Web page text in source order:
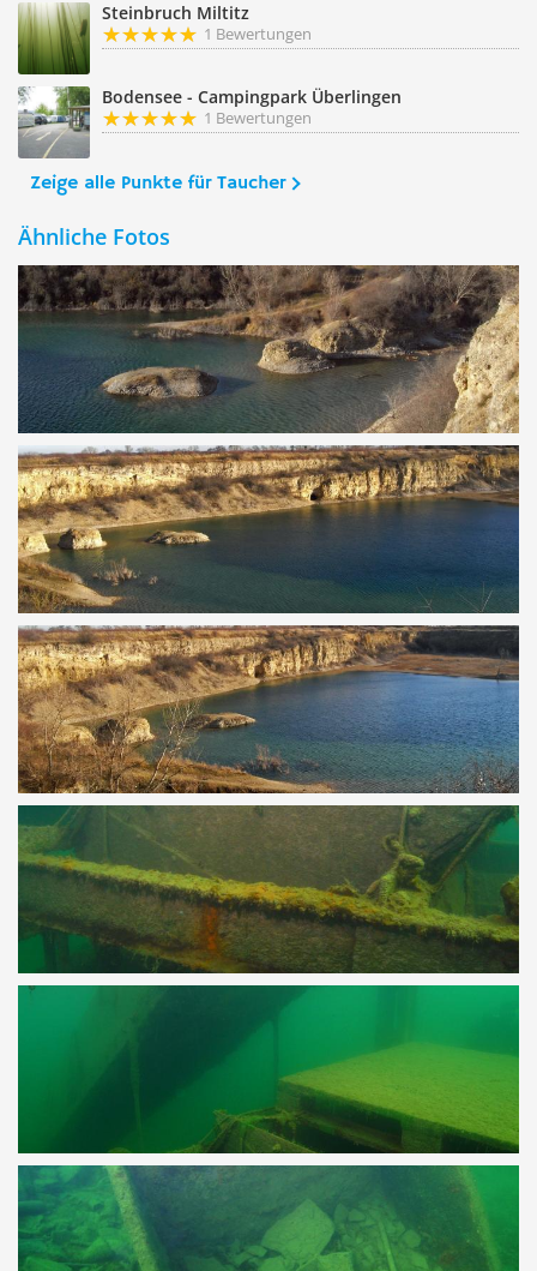
Steinbruch Miltitz
1 Bewertungen
Bodensee - Campingpark Überlingen
1 Bewertungen
Zeige alle Punkte für Taucher
Ähnliche Fotos